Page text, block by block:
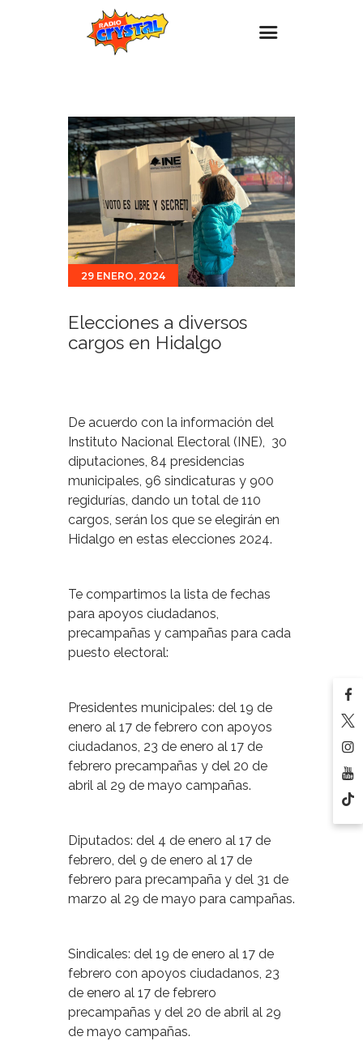
Estaciones
Eventos
Promociones
Noticias
Para ti
Contacto
29 ENERO, 2024
Elecciones a diversos
cargos en Hidalgo
De acuerdo con la información del
Instituto Nacional Electoral (INE), 30
diputaciones, 84 presidencias
municipales, 96 sindicaturas y 900
regidurías, dando un total de 110
cargos, serán los que se elegirán en
Hidalgo en estas elecciones 2024.
Te compartimos la lista de fechas
para apoyos ciudadanos,
precampañas y campañas para cada
puesto electoral:
Presidentes municipales: del 19 de
enero al 17 de febrero con apoyos
ciudadanos, 23 de enero al 17 de
febrero precampañas y del 20 de
abril al 29 de mayo campañas.
Diputados: del 4 de enero al 17 de
febrero, del 9 de enero al 17 de
febrero para precampaña y del 31 de
marzo al 29 de mayo para campañas.
Sindicales: del 19 de enero al 17 de
febrero con apoyos ciudadanos, 23
de enero al 17 de febrero
precampañas y del 20 de abril al 29
de mayo campañas.